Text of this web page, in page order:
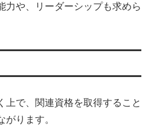
力や、リーダーシップも求めら
上で、関連資格を取得すること
がります。